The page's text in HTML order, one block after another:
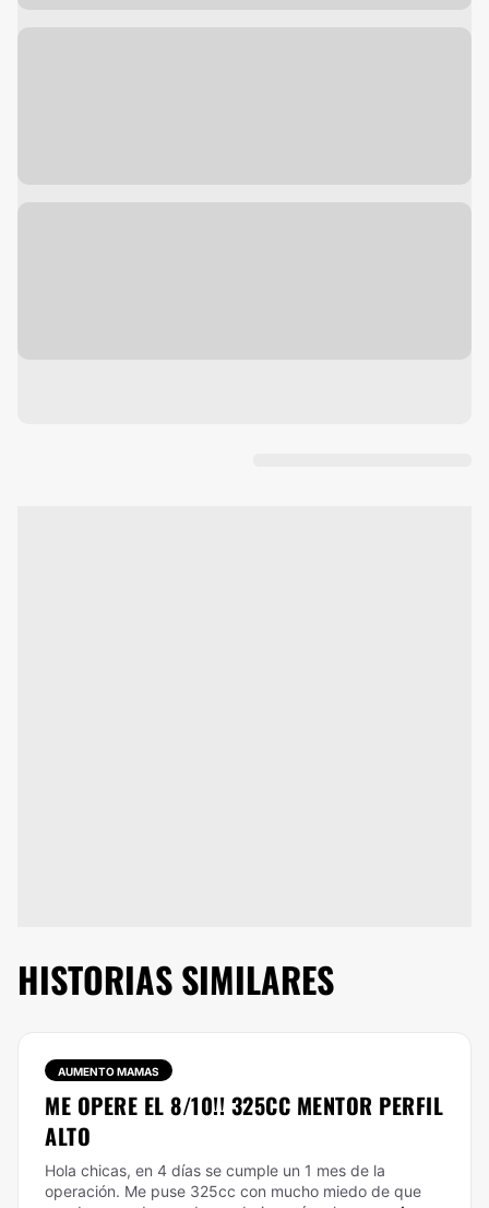
HISTORIAS SIMILARES
AUMENTO MAMAS
ME OPERE EL 8/10!! 325CC MENTOR PERFIL
ALTO
Hola chicas, en 4 días se cumple un 1 mes de la
operación. Me puse 325cc con mucho miedo de que